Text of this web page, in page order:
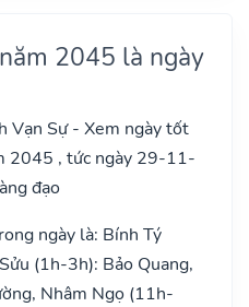
2045 là ngày
Vạn Sự - Xem ngày tốt
2045 , tức ngày 29-11-
đạo
ngày là: Bính Tý
(1h-3h): Bảo Quang,
Nhâm Ngọ (11h-